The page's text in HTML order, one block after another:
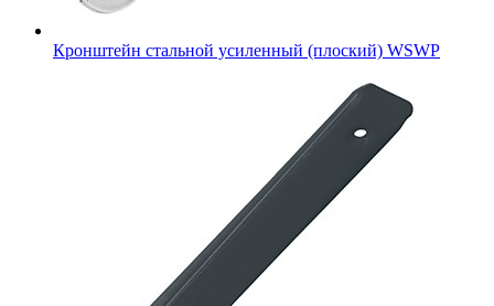
Кронштейн стальной усиленный (плоский) WSWP